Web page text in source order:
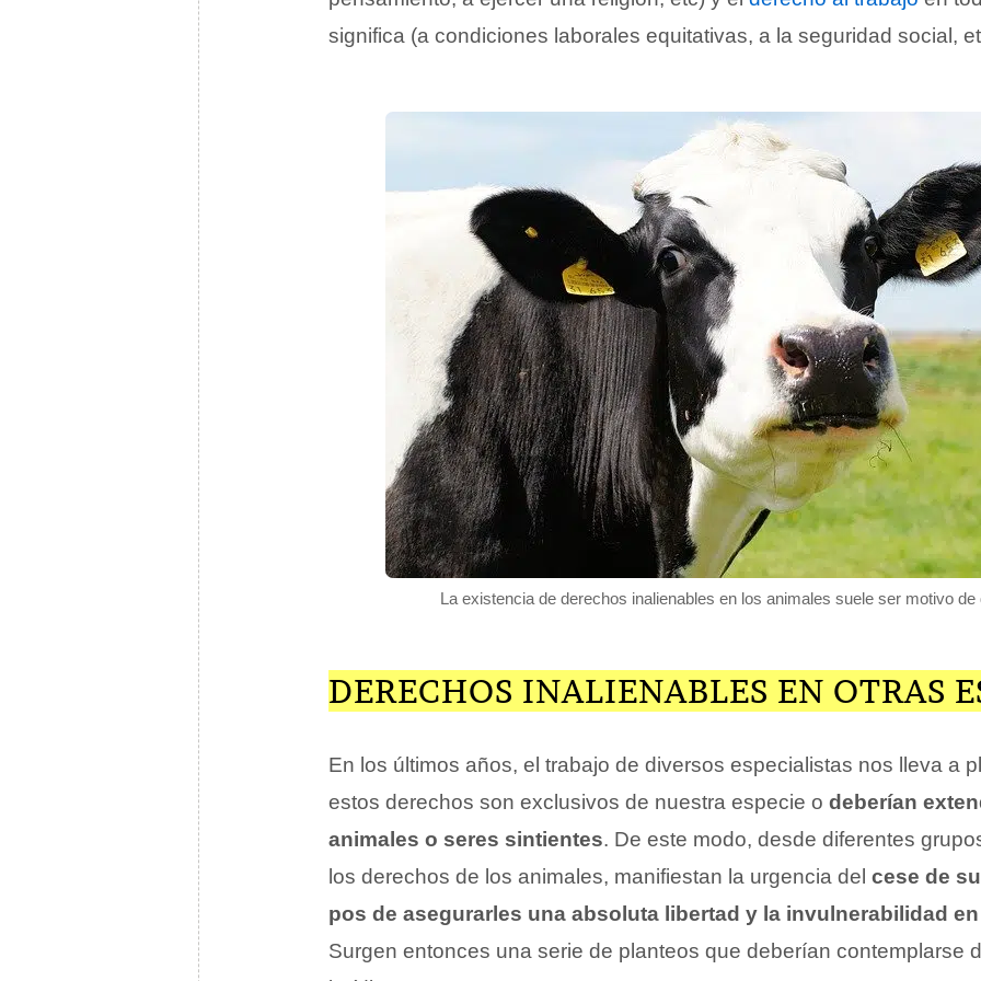
significa (a condiciones laborales equitativas, a la seguridad social,
La existencia de derechos inalienables en los animales suele ser motivo de
DERECHOS INALIENABLES EN OTRAS
En los últimos años, el trabajo de diversos especialistas nos lleva a
estos derechos son exclusivos de nuestra especie o deberían
animales o seres sintientes. De este modo, desde diferentes
los derechos de los animales, manifiestan la urgencia del cese de
pos de asegurarles una absoluta libertad y la invulnerabilidad
Surgen entonces una serie de planteos que deberían contemplarse